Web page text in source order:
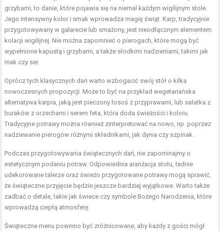
grzybami, to danie, które pojawia się na niemal każdym wigilijnym stole.
Jego intensywny kolor i smak wprowadza magię świąt. Karp, tradycyjnie
przygotowywany w galarecie lub smażony, jest nieodłącznym elementem
kolacji wigilijnej. Nie można zapomnieć o pierogach, które mogą być
wypełnione kapustą i grzybami, a także słodkimi nadzieniami, takimi jak
mak czy ser.
Oprócz tych klasycznych dań warto wzbogacić swój stół o kilka
nowoczesnych propozycji. Może to być na przykład wegetariańska
alternatywa karpia, jaką jest pieczony łosoś z przyprawami, lub sałatka z
buraków z orzechami i serem feta, która doda świeżości i koloru.
Tradycyjne potrawy można również zinterpretować na nowo, np. poprzez
nadziewanie pierogów różnymi składnikami, jak dynia czy szpinak.
Podczas przygotowywania świątecznych dań, nie zapominajmy o
estetycznym podaniu potraw. Odpowiednia aranżacja stołu, ładnie
udekorowane talerze oraz świeżo przygotowane potrawy mogą sprawić,
że świąteczne przyjęcie będzie jeszcze bardziej wyjątkowe. Warto także
zadbać o detale, takie jak świece czy symbole Bożego Narodzenia, które
wprowadzą ciepłą atmosferę.
Świąteczne menu powinno być zróżnicowane, aby każdy z gości mógł